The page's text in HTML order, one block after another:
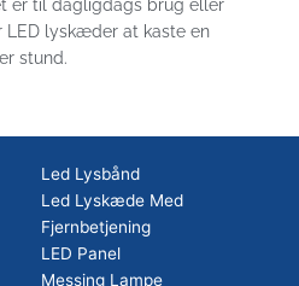
er til dagligdags brug eller
lyskæder at kaste en
stund.
Led Lysbånd
Led Lyskæde Med
Fjernbetjening
LED Panel
Messing Lampe